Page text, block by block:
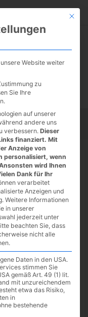
Tests
in der
Kommentar
Mit
Website weiter
zu
Sie Ihre
auf unserer
andere uns
verbessern. Dieser
finanziert. Mit
Anzeige von
personalisiert, wenn
wird Ihnen
Dank für Ihr
verarbeitet
Anzeigen und
Weitere Informationen
in unserer
jederzeit unter
beachten Sie, dass
nicht alle
Daten in den USA.
stimmen Sie
gemäß Art. 49 (1) lit.
mit unzureichendem
etwa das Risiko,
in
bestehende